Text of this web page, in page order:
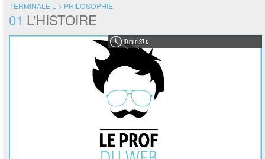
TERMINALE L > PHILOSOPHIE
01 L'HISTOIRE
10 min 37 s